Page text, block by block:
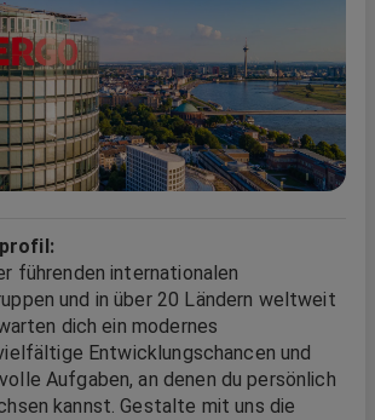
führenden internationalen
und in über 20 Ländern weltweit
dich ein modernes
Entwicklungschancen und
Aufgaben, an denen du persönlich
kannst. Gestalte mit uns die